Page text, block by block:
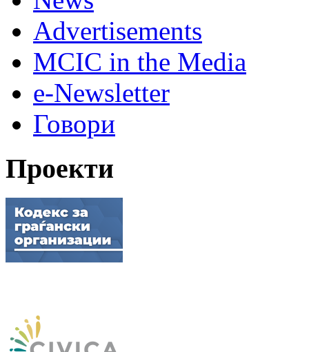
Advertisements
MCIC in the Media
e-Newsletter
Говори
Проекти